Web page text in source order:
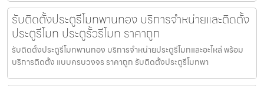
รับติดตั้งประตูรีโมทพานทอง บริการจำหน่ายและติดตั้ง
ประตูรีโมท ประตูรั้วรีโมท ราคาถูก
รับติดตั้งประตูรีโมทพานทอง บริการจำหน่ายประตูรีโมทและอะไหล่ พร้อม
บริการติดตั้ง แบบครบวงจร ราคาถูก รับติดตั้งประตูรีโมทพา